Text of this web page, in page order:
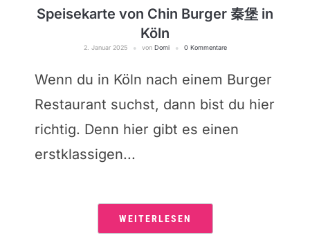
Speisekarte von Chin Burger 秦堡 in
Köln
2. Januar 2025 von Domi 0 Kommentare
Wenn du in Köln nach einem Burger
Restaurant suchst, dann bist du hier
richtig. Denn hier gibt es einen
erstklassigen...
WEITERLESEN